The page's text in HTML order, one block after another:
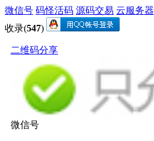
微信号 码怪活码 源码交易 云服务器
收录(547)
二维码分享
微信号